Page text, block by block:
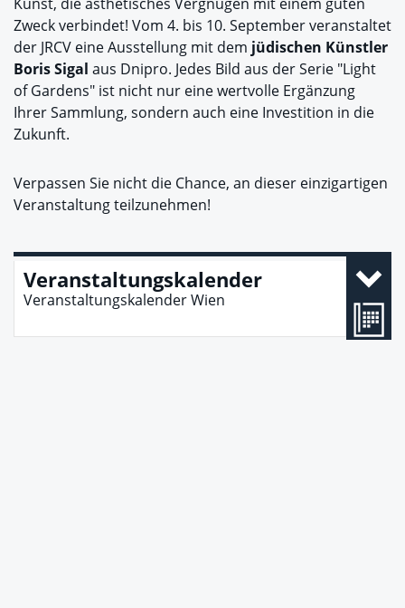
Zweck verbindet! Vom 4. bis 10. September veranstaltet
der JRCV eine Ausstellung mit dem jüdischen Künstler
Boris Sigal aus Dnipro. Jedes Bild aus der Serie "Light
of Gardens" ist nicht nur eine wertvolle Ergänzung
Ihrer Sammlung, sondern auch eine Investition in die
Zukunft.
Verpassen Sie nicht die Chance, an dieser einzigartigen
Veranstaltung teilzunehmen!
Veranstaltungskalender
Veranstaltungskalender Wien